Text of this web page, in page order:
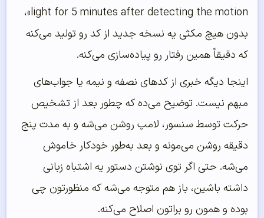
light for 5 minutes after detecting the motion»،
بدون هیچ مکثی یه نسخه جدید از کد رو تولید می‌کنه
که دقیقاً همین رفتار رو پیاده‌سازی می‌کنه.
اینجا دیگه خبری از کدهای نصفه و نیمه یا جواب‌های
مبهم نیست. توضیح می‌ده که چطور بعد از تشخیص
حرکت توسط سنسور، لامپ روشن می‌شه و به مدت پنج
دقیقه روشن می‌مونه و بعد به‌طور خودکار خاموش
می‌شه. حتی اگر توی نوشتن دستور یه اشتباه زبانی
داشته باشین، باز هم متوجه می‌شه که منظورتون چی
بوده و همون رو براتون اصلاح می‌کنه.